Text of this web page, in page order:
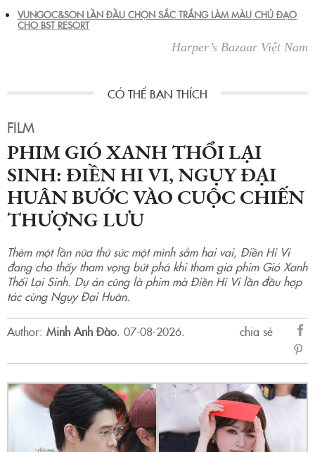
VUNGOC&SON LẦN ĐẦU CHỌN SẮC TRẮNG LÀM MÀU CHỦ ĐẠO
CHO BST RESORT
Harper’s Bazaar Việt Nam
FILM
PHIM GIÓ XANH THỔI LẠI
SINH: ĐIỀN HI VI, NGỤY ĐẠI
HUÂN BƯỚC VÀO CUỘC CHIẾN
THƯỢNG LƯU
Thêm một lần nữa thử sức một mình sắm hai vai, Điền Hi Vi
đang cho thấy tham vọng bứt phá khi tham gia phim Gió Xanh
Thổi Lại Sinh. Dự án cũng là phim mà Điền Hi Vi lần đầu hợp
tác cùng Ngụy Đại Huân.
Author: Minh Anh Đào. 07-08-2026.
chia sẻ
sẻ